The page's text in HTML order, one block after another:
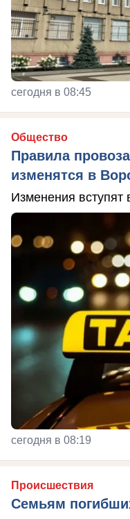
сегодня в 08:45
Общество
Правила
изменятся в
Изменения вступят
сегодня в 08:19
Происшествия
Семьям